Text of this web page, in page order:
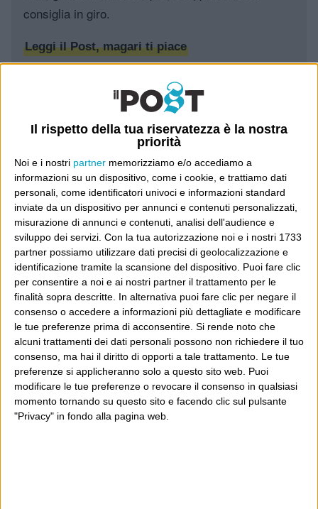
Il rispetto della tua riservatezza è la nostra
priorità
Noi e i nostri partner memorizziamo e/o accediamo a
informazioni su un dispositivo, come i cookie, e trattiamo dati
personali, come identificatori univoci e informazioni standard
inviate da un dispositivo per annunci e contenuti personalizzati,
misurazione di annunci e contenuti, analisi dell'audience e
sviluppo dei servizi. Con la tua autorizzazione noi e i nostri 1733
partner possiamo utilizzare dati precisi di geolocalizzazione e
identificazione tramite la scansione del dispositivo. Puoi fare clic
per consentire a noi e ai nostri partner il trattamento per le
finalità sopra descritte. In alternativa puoi fare clic per negare il
consenso o accedere a informazioni più dettagliate e modificare
le tue preferenze prima di acconsentire. Si rende noto che
alcuni trattamenti dei dati personali possono non richiedere il tuo
consenso, ma hai il diritto di opporti a tale trattamento. Le tue
preferenze si applicheranno solo a questo sito web. Puoi
modificare le tue preferenze o revocare il consenso in qualsiasi
momento tornando su questo sito e facendo clic sul pulsante
"Privacy" in fondo alla pagina web.
consiglia in giro.
Leggi il Post, magari ti piace
Wittgenstein
POST PRECEDENTE
Easy like thursday morning
POST SUCCESSIVO
“Spavaldamente”
E per i regali di Natale